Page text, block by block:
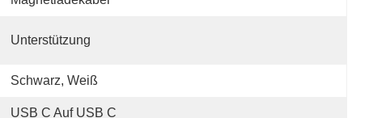
Unterstützung
Schwarz, Weiß
USB C Auf USB C